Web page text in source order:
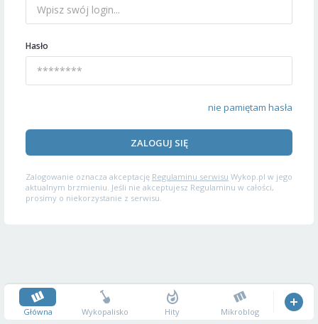
Hasło
nie pamiętam hasła
ZALOGUJ SIĘ
Zalogowanie oznacza akceptację Regulaminu serwisu Wykop.pl w jego
aktualnym brzmieniu. Jeśli nie akceptujesz Regulaminu w całości,
prosimy o niekorzystanie z serwisu.
Główna Wykopalisko Hity Mikroblog